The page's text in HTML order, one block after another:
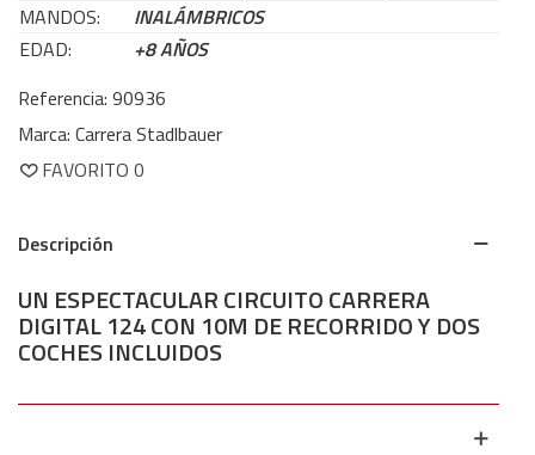
MANDOS:
INALÁMBRICOS
EDAD:
+8 AÑOS
Referencia: 90936
Marca: Carrera Stadlbauer
FAVORITO 0
Descripción
UN ESPECTACULAR CIRCUITO CARRERA
DIGITAL 124 CON 10M DE RECORRIDO Y DOS
COCHES INCLUIDOS